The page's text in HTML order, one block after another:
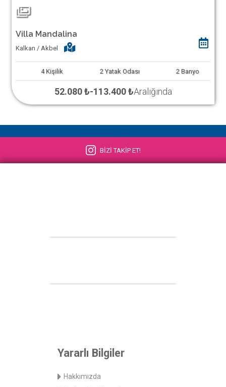
Villa Mandalina
Kalkan / Akbel
4 Kişilik 2 Yatak Odası 2 Banyo
52.080 ₺-113.400 ₺Aralığında
BİZİ TAKİP ET!
Yararlı Bilgiler
Hakkımızda